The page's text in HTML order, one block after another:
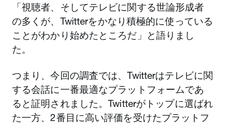
「視聴者、そしてテレビに関する世論形成者
の多くが、Twitterをかなり積極的に使っている
ことがわかり始めたところだ」と語りまし
た。
つまり、今回の調査では、Twitterはテレビに関
する会話に一番最適なプラットフォームであ
ると証明されました。Twitterがトップに選ばれ
た一方、2番目に高い評価を受けたプラットフ